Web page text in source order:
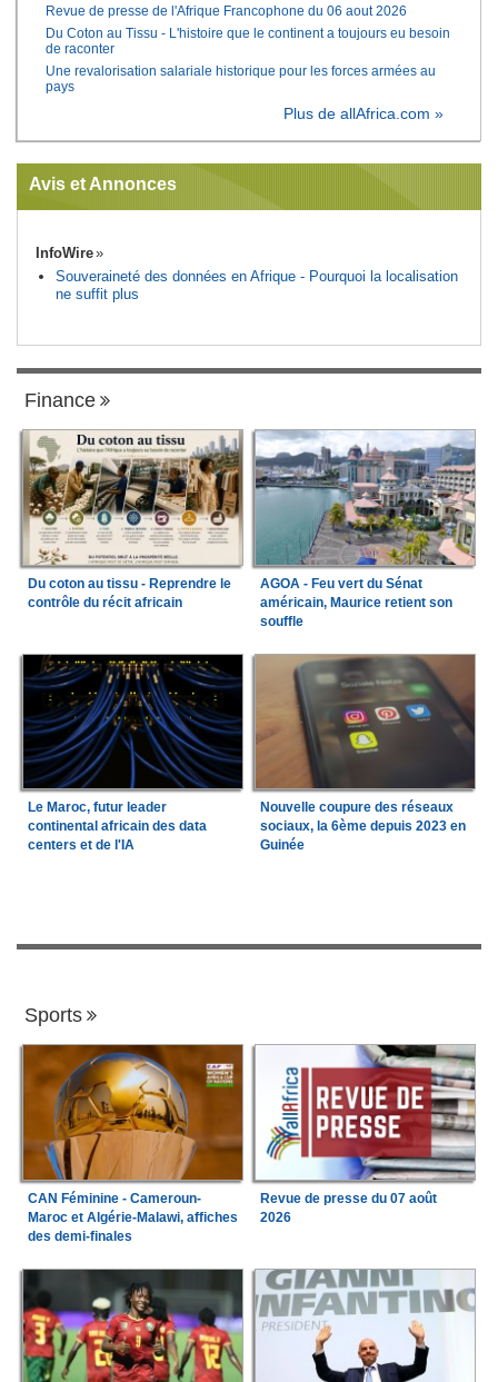
Revue de presse de l'Afrique Francophone du 06 aout 2026
Du Coton au Tissu - L'histoire que le continent a toujours eu besoin
de raconter
Une revalorisation salariale historique pour les forces armées au
pays
Plus de allAfrica.com »
Avis et Annonces
InfoWire
Souveraineté des données en Afrique - Pourquoi la localisation
ne suffit plus
Finance
Du coton au tissu - Reprendre le
contrôle du récit africain
AGOA - Feu vert du Sénat
américain, Maurice retient son
souffle
Le Maroc, futur leader
continental africain des data
centers et de l'IA
Nouvelle coupure des réseaux
sociaux, la 6ème depuis 2023 en
Guinée
Sports
CAN Féminine - Cameroun-
Maroc et Algérie-Malawi, affiches
des demi-finales
Revue de presse du 07 août
2026